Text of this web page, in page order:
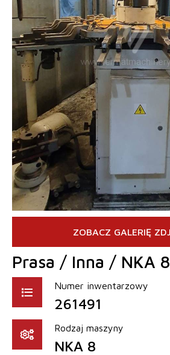
Prasa / Inna / NKA 8
Numer inwentarzowy
261491
Rodzaj maszyny
NKA 8